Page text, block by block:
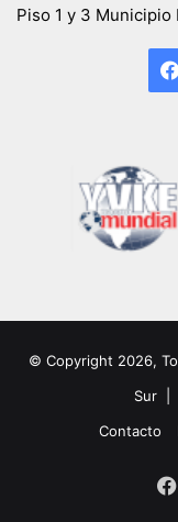
Piso 1 y 3 Municipio
© Copyright 2026,
Sur |
Contacto